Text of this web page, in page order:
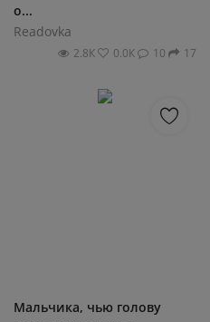
о...
Readovka
2.8К 0.0К 10 17
Мальчика, чью голову